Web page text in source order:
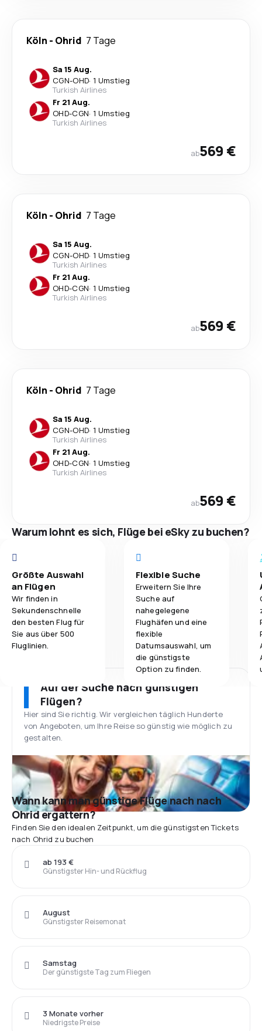
Köln - Ohrid 7 Tage
Sa 15 Aug.
CGN-OHD· 1 Umstieg
Turkish Airlines
Fr 21 Aug.
OHD-CGN· 1 Umstieg
Turkish Airlines
ab569 €
Köln - Ohrid 7 Tage
Sa 15 Aug.
CGN-OHD· 1 Umstieg
Turkish Airlines
Fr 21 Aug.
OHD-CGN· 1 Umstieg
Turkish Airlines
ab569 €
Köln - Ohrid 7 Tage
Sa 15 Aug.
CGN-OHD· 1 Umstieg
Turkish Airlines
Fr 21 Aug.
OHD-CGN· 1 Umstieg
Turkish Airlines
ab569 €
Warum lohnt es sich, Flüge bei eSky zu buchen?
Größte Auswahl
an Flügen
Wir finden in
Sekundenschnelle
den besten Flug für
Sie aus über 500
Fluglinien.
Flexible Suche
Erweitern Sie Ihre
Suche auf
nahegelegene
Flughäfen und eine
flexible
Datumsauswahl, um
die günstigste
Option zu finden.
Auf der Suche nach günstigen
Flügen?
Hier sind Sie richtig. Wir vergleichen täglich Hunderte
von Angeboten, um Ihre Reise so günstig wie möglich zu
gestalten.
Wann kann man günstige Flüge nach nach
Ohrid ergattern?
Finden Sie den idealen Zeitpunkt, um die günstigsten Tickets
nach Ohrid zu buchen
Günstigster Hin- und Rückflug
ab 193 €
Günstigster Reisemonat
August
Der günstigste Tag zum Fliegen
Samstag
Niedrigste Preise
3 Monate vorher